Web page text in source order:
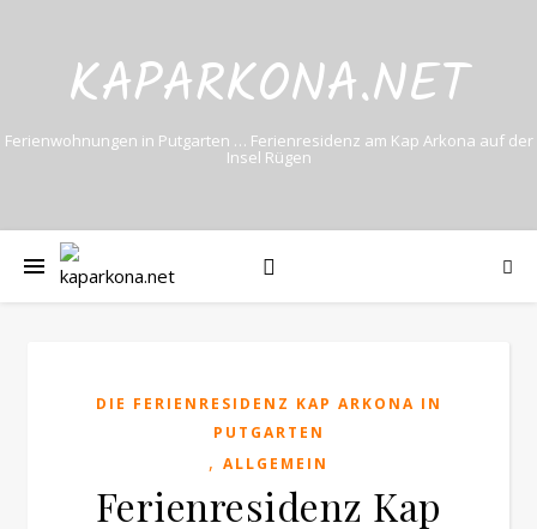
KAPARKONA.NET
Ferienwohnungen in Putgarten … Ferienresidenz am Kap Arkona auf der
Insel Rügen
DIE FERIENRESIDENZ KAP ARKONA IN
PUTGARTEN
, ALLGEMEIN
Ferienresidenz Kap